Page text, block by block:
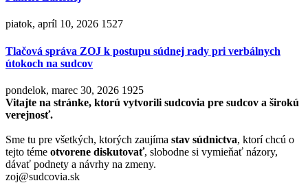
piatok, apríl 10, 2026 1527
Tlačová správa ZOJ k postupu súdnej rady pri verbálnych
útokoch na sudcov
pondelok, marec 30, 2026 1925
Vitajte na stránke, ktorú vytvorili sudcovia pre sudcov a širokú
verejnosť.
Sme tu pre všetkých, ktorých zaujíma stav súdnictva, ktorí chcú o
tejto téme otvorene diskutovať, slobodne si vymieňať názory,
dávať podnety a návrhy na zmeny.
zoj@sudcovia.sk